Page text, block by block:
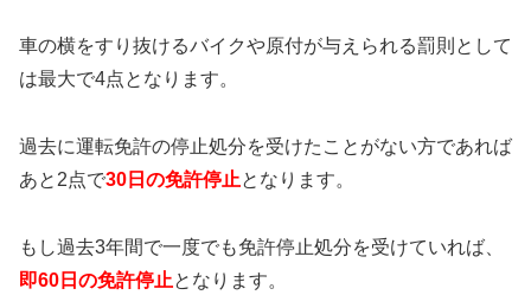
車の横をすり抜けるバイクや原付が与えられる罰則として
は最大で4点となります。
過去に運転免許の停止処分を受けたことがない方であれば
あと2点で30日の免許停止となります。
もし過去3年間で一度でも免許停止処分を受けていれば、
即60日の免許停止となります。